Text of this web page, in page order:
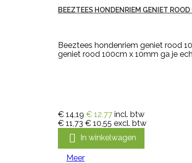
BEEZTEES HONDENRIEM GENIET
Beeztees hondenriem geniet rood
geniet rood 100cm x 10mm ga je
€ 14,19 € 12,77 incl. btw
€ 11,73 € 10,55 excl. btw
 In winkelwagen
Meer